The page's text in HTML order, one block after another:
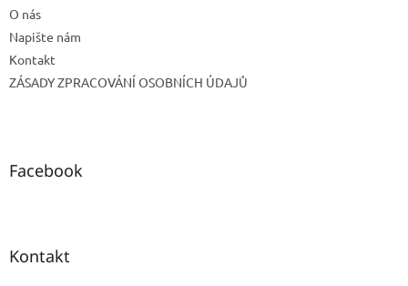
O nás
Napište nám
Kontakt
ZÁSADY ZPRACOVÁNÍ OSOBNÍCH ÚDAJŮ
Facebook
Kontakt